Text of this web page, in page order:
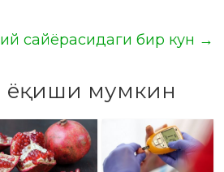
сайёрасидаги бир кун →
ёқиши мумкин